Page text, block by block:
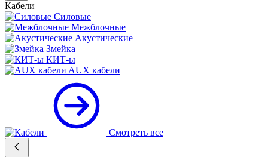
Кабели
Силовые
Межблочные
Акустические
Змейка
КИТ-ы
AUX кабели
Смотреть все